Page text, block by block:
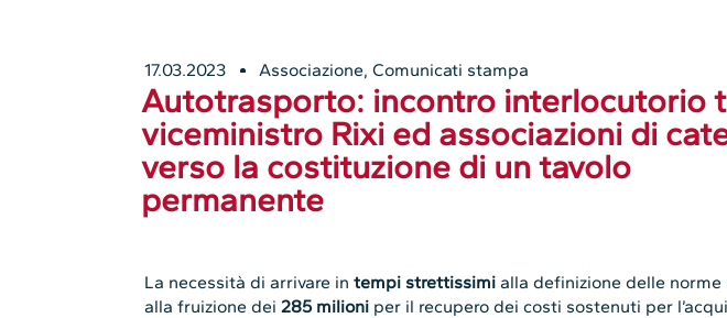
17.03.2023 Associazione,Comunicati stampa
Autotrasporto: incontro interlocutorio
viceministro Rixi ed associazioni di
verso la costituzione di un tavolo
permanente
La necessità di arrivare intempi strettissimi alla definizione delle norme
alla fruizione dei285 milioni per il recupero dei costi sostenuti per